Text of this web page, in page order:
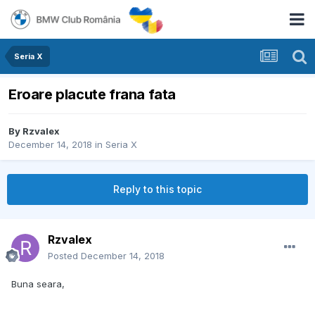
Seria X
Eroare placute frana fata
By Rzvalex
December 14, 2018 in Seria X
Reply to this topic
Rzvalex
Posted December 14, 2018
Buna seara,